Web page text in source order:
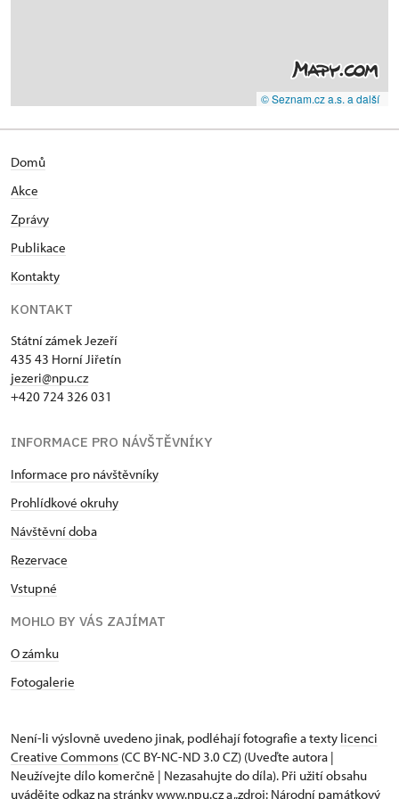
© Seznam.cz a.s. a další
Domů
Akce
Zprávy
Publikace
Kontakty
KONTAKT
Státní zámek Jezeří
435 43 Horní Jiřetín
jezeri@npu.cz
+420 724 326 031
INFORMACE PRO NÁVŠTĚVNÍKY
Informace pro návštěvníky
Prohlídkové okruhy
Návštěvní doba
Rezervace
Vstupné
MOHLO BY VÁS ZAJÍMAT
O zámku
Fotogalerie
Není-li výslovně uvedeno jinak, podléhají fotografie a texty licenci
Creative Commons (CC BY-NC-ND 3.0 CZ) (Uveďte autora |
Neužívejte dílo komerčně | Nezasahujte do díla). Při užití obsahu
uvádějte odkaz na stránky www.npu.cz a „zdroj: Národní památkový